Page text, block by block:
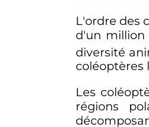
L'ordre des
d'un million
diversité
coléoptères
Les
régions